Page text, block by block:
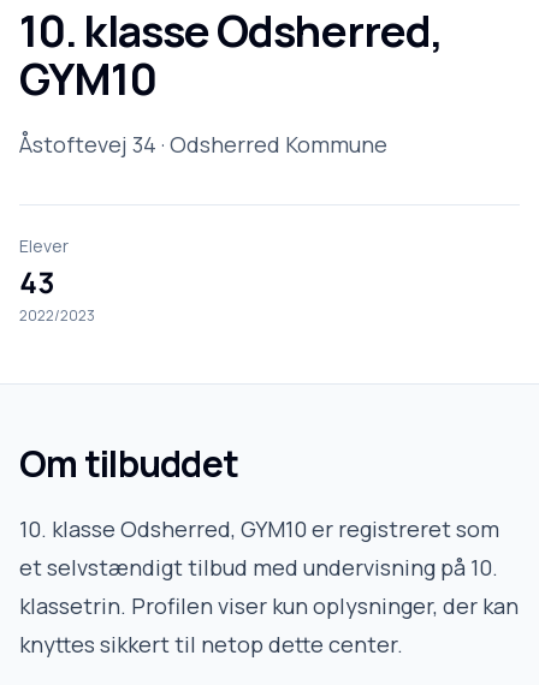
10. klasse Odsherred,
GYM10
Åstoftevej 34 · Odsherred Kommune
Elever
43
2022/2023
Om tilbuddet
10. klasse Odsherred, GYM10 er registreret som
et selvstændigt tilbud med undervisning på 10.
klassetrin. Profilen viser kun oplysninger, der kan
knyttes sikkert til netop dette center.